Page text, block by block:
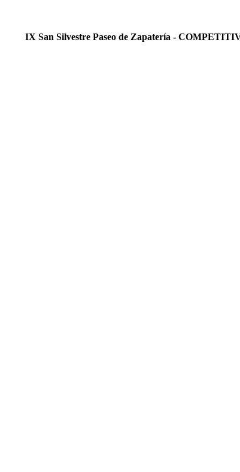
IX San Silvestre Paseo de Zapatería -